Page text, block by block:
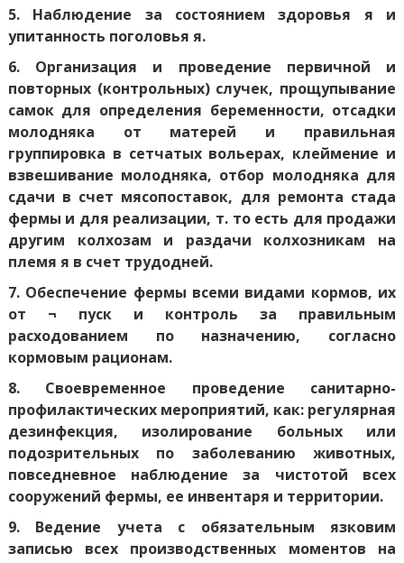
5. Наблюдение за состоянием здоровья я и
упитанность поголовья я.
6. Организация и проведение первичной и
повторных (контрольных) случек, прощупывание
самок для определения беременности, отсадки
молодняка от матерей и правильная
группировка в сетчатых вольерах, клеймение и
взвешивание молодняка, отбор молодняка для
сдачи в счет мясопоставок, для ремонта стада
фермы и для реализации, т. то есть для продажи
другим колхозам и раздачи колхозникам на
племя я в счет трудодней.
7. Обеспечение фермы всеми видами кормов, их
от ¬ пуск и контроль за правильным
расходованием по назначению, согласно
кормовым рационам.
8. Своевременное проведение санитарно-
профилактических мероприятий, как: регулярная
дезинфекция, изолирование больных или
подозрительных по заболеванию животных,
повседневное наблюдение за чистотой всех
сооружений фермы, ее инвентаря и территории.
9. Ведение учета с обязательным язковим
записью всех производственных моментов на